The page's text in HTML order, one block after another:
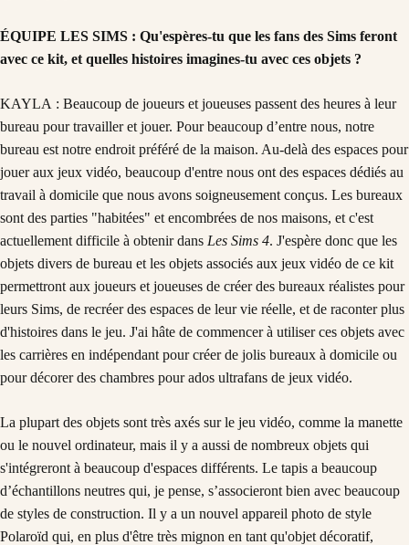
ÉQUIPE LES SIMS : Qu'espères-tu que les fans des Sims feront
avec ce kit, et quelles histoires imagines-tu avec ces objets ?
KAYLA : Beaucoup de joueurs et joueuses passent des heures à leur
bureau pour travailler et jouer. Pour beaucoup d’entre nous, notre
bureau est notre endroit préféré de la maison. Au-delà des espaces pour
jouer aux jeux vidéo, beaucoup d'entre nous ont des espaces dédiés au
travail à domicile que nous avons soigneusement conçus. Les bureaux
sont des parties "habitées" et encombrées de nos maisons, et c'est
actuellement difficile à obtenir dans Les Sims 4. J'espère donc que les
objets divers de bureau et les objets associés aux jeux vidéo de ce kit
permettront aux joueurs et joueuses de créer des bureaux réalistes pour
leurs Sims, de recréer des espaces de leur vie réelle, et de raconter plus
d'histoires dans le jeu. J'ai hâte de commencer à utiliser ces objets avec
les carrières en indépendant pour créer de jolis bureaux à domicile ou
pour décorer des chambres pour ados ultrafans de jeux vidéo.
La plupart des objets sont très axés sur le jeu vidéo, comme la manette
ou le nouvel ordinateur, mais il y a aussi de nombreux objets qui
s'intégreront à beaucoup d'espaces différents. Le tapis a beaucoup
d’échantillons neutres qui, je pense, s’associeront bien avec beaucoup
de styles de construction. Il y a un nouvel appareil photo de style
Polaroïd qui, en plus d'être très mignon en tant qu'objet décoratif,